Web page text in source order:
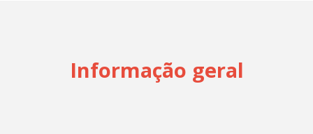
Entrar
Informação geral